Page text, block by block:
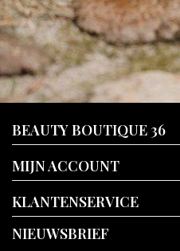
BEAUTY BOUTIQUE 36
MIJN ACCOUNT
KLANTENSERVICE
NIEUWSBRIEF